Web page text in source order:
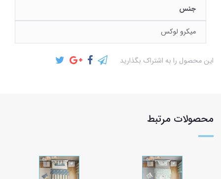
جنس
میکرو لوکس
این محصول را به اشتراک بگذارید
محصولات مرتبط